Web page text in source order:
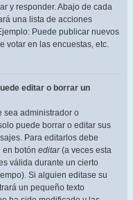
y responder. Abajo de cada
una lista de acciones
Puede publicar nuevos
votar en las encuestas, etc.
editar o borrar un
sea administrador o
puede borrar o editar sus
Para editarlos debe
en botón editar(a veces esta
válida durante un cierto
Si alguien editase su
un pequeño texto